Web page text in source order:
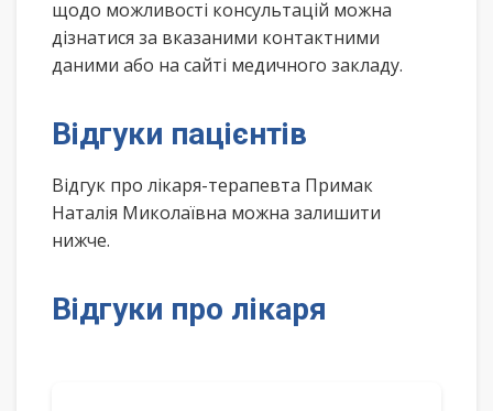
щодо можливості консультацій можна
дізнатися за вказаними контактними
даними або на сайті медичного закладу.
Відгуки пацієнтів
Відгук про лікаря-терапевта Примак
Наталія Миколаївна можна залишити
нижче.
Відгуки про лікаря